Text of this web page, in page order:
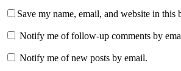
Save my name, email, and website in
Notify me of follow-up comments by
Notify me of new posts by email.